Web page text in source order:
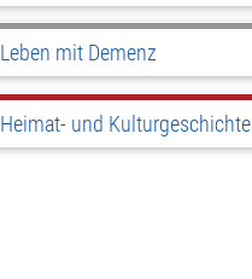
Leben mit Demenz
Heimat- und Kulturgeschichte